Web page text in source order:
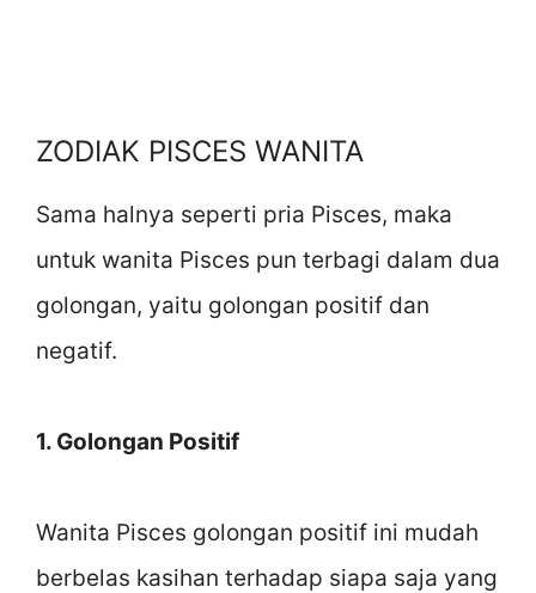
ZODIAK PISCES WANITA
Sama halnya seperti pria Pisces, maka
untuk wanita Pisces pun terbagi dalam dua
golongan, yaitu golongan positif dan
negatif.
1. Golongan Positif
Wanita Pisces golongan positif ini mudah
berbelas kasihan terhadap siapa saja yang